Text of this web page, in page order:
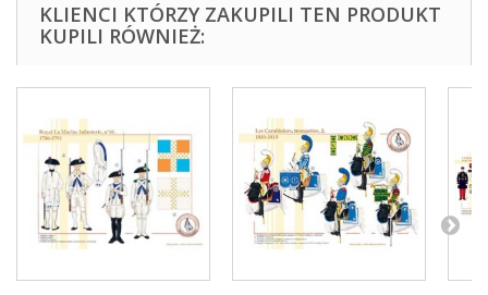
KLIENCI KTÓRZY ZAKUPILI TEN PRODUKT
KUPILI RÓWNIEŻ: